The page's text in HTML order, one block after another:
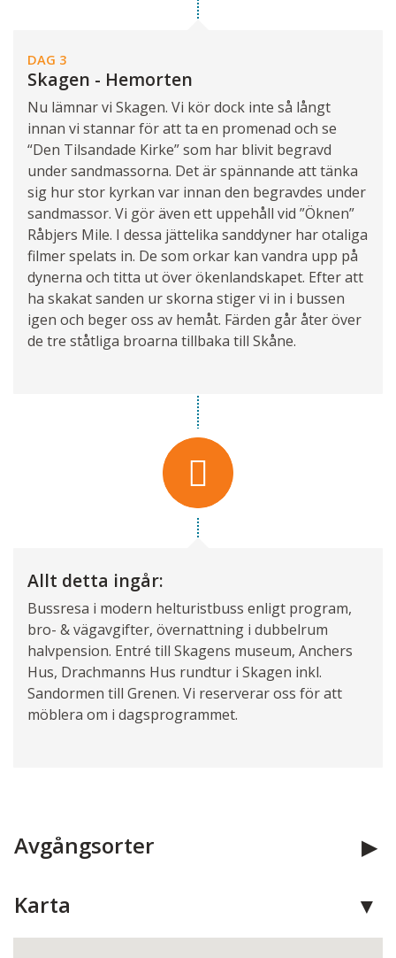
DAG 3
Skagen - Hemorten
Nu lämnar vi Skagen. Vi kör dock inte så långt
innan vi stannar för att ta en promenad och se
“Den Tilsandade Kirke” som har blivit begravd
under sandmassorna. Det är spännande att tänka
sig hur stor kyrkan var innan den begravdes under
sandmassor. Vi gör även ett uppehåll vid ”Öknen”
Råbjers Mile. I dessa jättelika sanddyner har otaliga
filmer spelats in. De som orkar kan vandra upp på
dynerna och titta ut över ökenlandskapet. Efter att
ha skakat sanden ur skorna stiger vi in i bussen
igen och beger oss av hemåt. Färden går åter över
de tre ståtliga broarna tillbaka till Skåne.
Allt detta ingår:
Bussresa i modern helturistbuss enligt program,
bro- & vägavgifter, övernattning i dubbelrum
halvpension. Entré till Skagens museum, Anchers
Hus, Drachmanns Hus rundtur i Skagen inkl.
Sandormen till Grenen. Vi reserverar oss för att
möblera om i dagsprogrammet.
Avgångsorter
Karta